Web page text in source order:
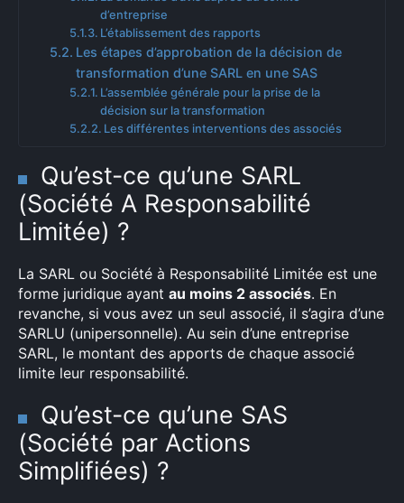
d’entreprise
L’établissement des rapports
Les étapes d’approbation de la décision de
transformation d’une SARL en une SAS
L’assemblée générale pour la prise de la
décision sur la transformation
Les différentes interventions des associés
Qu’est-ce qu’une SARL
(Société A Responsabilité
Limitée) ?
La SARL ou Société à Responsabilité Limitée est une
forme juridique ayant au moins 2 associés. En
revanche, si vous avez un seul associé, il s’agira d’une
SARLU (unipersonnelle). Au sein d’une entreprise
SARL, le montant des apports de chaque associé
limite leur responsabilité.
Qu’est-ce qu’une SAS
(Société par Actions
Simplifiées) ?